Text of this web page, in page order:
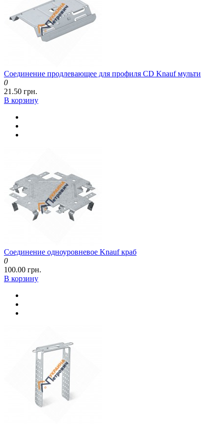
Соединение продлевающее для профиля CD Knauf мульти
0
21.50 грн.
В корзину
Соединение одноуровневое Knauf краб
0
100.00 грн.
В корзину